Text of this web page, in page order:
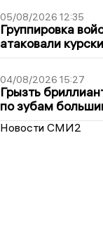
05/08/2026 12:35
Группировка
атаковали
04/08/2026 15:27
Грызть
по зубам
Новости СМИ2